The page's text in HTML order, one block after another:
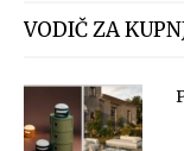
VODIČ ZA